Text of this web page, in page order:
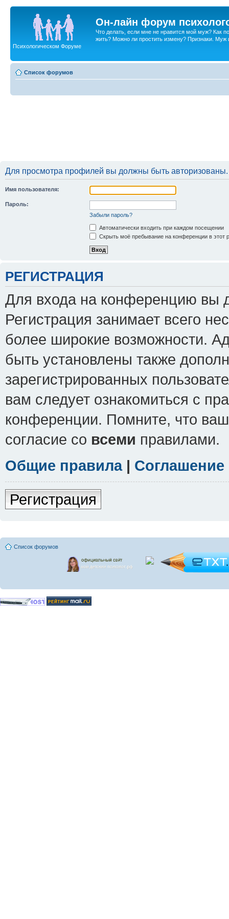
Он-лайн форум
Что делать, если мне не нравится мой муж? Как
жить? Можно ли простить измену? Признаки. Муж
Психологическом Форуме
Список форумов
Для просмотра профилей вы должны быть авторизованы.
Имя пользователя:
Пароль:
Забыли пароль?
Автоматически входить при каждом посещении
Скрыть моё пребывание на конференции в этот
РЕГИСТРАЦИЯ
Для входа на конференцию вы
Регистрация занимает всего
более широкие возможности.
быть установлены также
зарегистрированных
вам следует ознакомиться с
конференции. Помните, что
согласие со всеми правилами.
Общие правила|
Регистрация
Список форумов